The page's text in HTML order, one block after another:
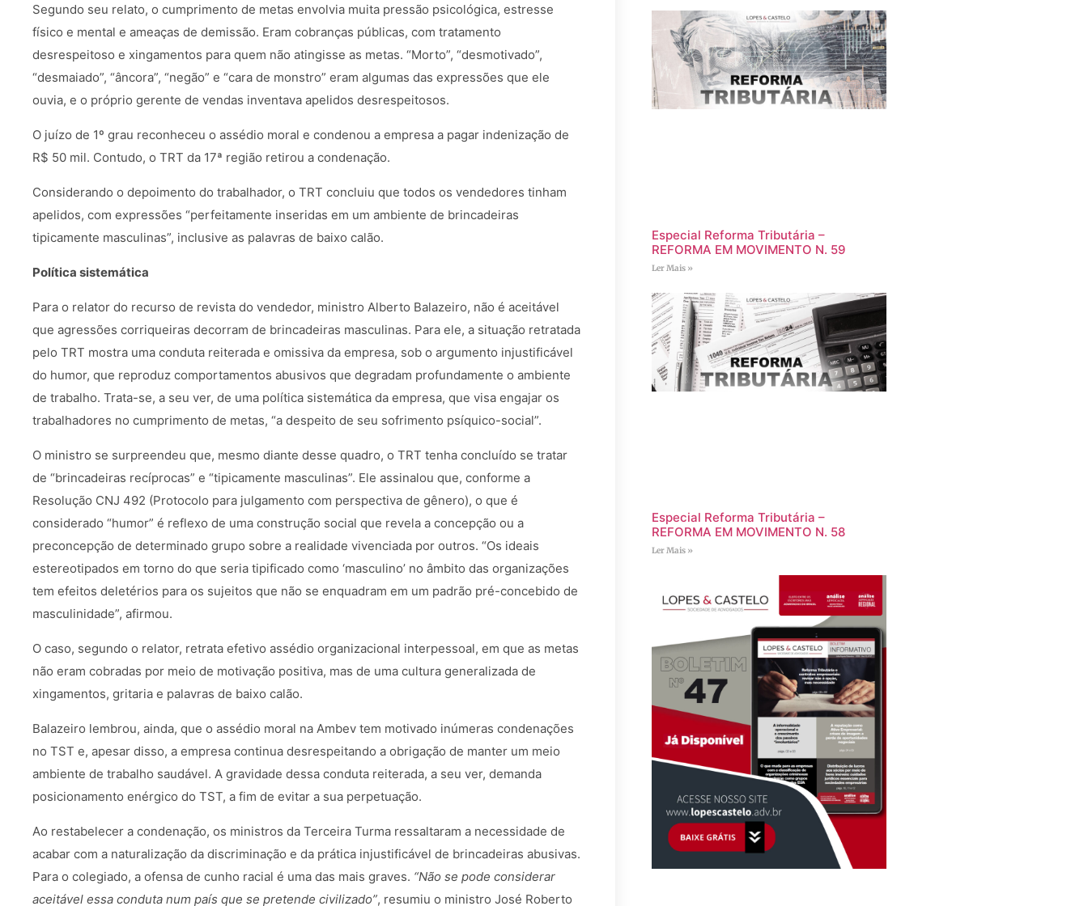
Segundo seu relato, o cumprimento de metas envolvia muita pressão psicológica, estresse
físico e mental e ameaças de demissão. Eram cobranças públicas, com tratamento
desrespeitoso e xingamentos para quem não atingisse as metas. “Morto”, “desmotivado”,
“desmaiado”, “âncora”, “negão” e “cara de monstro” eram algumas das expressões que ele
ouvia, e o próprio gerente de vendas inventava apelidos desrespeitosos.
O juízo de 1º grau reconheceu o assédio moral e condenou a empresa a pagar indenização de
R$ 50 mil. Contudo, o TRT da 17ª região retirou a condenação.
Considerando o depoimento do trabalhador, o TRT concluiu que todos os vendedores tinham
apelidos, com expressões “perfeitamente inseridas em um ambiente de brincadeiras
tipicamente masculinas”, inclusive as palavras de baixo calão.
Política sistemática
Para o relator do recurso de revista do vendedor, ministro Alberto Balazeiro, não é aceitável
que agressões corriqueiras decorram de brincadeiras masculinas. Para ele, a situação retratada
pelo TRT mostra uma conduta reiterada e omissiva da empresa, sob o argumento injustificável
do humor, que reproduz comportamentos abusivos que degradam profundamente o ambiente
de trabalho. Trata-se, a seu ver, de uma política sistemática da empresa, que visa engajar os
trabalhadores no cumprimento de metas, “a despeito de seu sofrimento psíquico-social”.
O ministro se surpreendeu que, mesmo diante desse quadro, o TRT tenha concluído se tratar
de “brincadeiras recíprocas” e “tipicamente masculinas”. Ele assinalou que, conforme a
Resolução CNJ 492 (Protocolo para julgamento com perspectiva de gênero), o que é
considerado “humor” é reflexo de uma construção social que revela a concepção ou a
preconcepção de determinado grupo sobre a realidade vivenciada por outros. “Os ideais
estereotipados em torno do que seria tipificado como ‘masculino’ no âmbito das organizações
tem efeitos deletérios para os sujeitos que não se enquadram em um padrão pré-concebido de
masculinidade”, afirmou.
O caso, segundo o relator, retrata efetivo assédio organizacional interpessoal, em que as metas
não eram cobradas por meio de motivação positiva, mas de uma cultura generalizada de
xingamentos, gritaria e palavras de baixo calão.
Balazeiro lembrou, ainda, que o assédio moral na Ambev tem motivado inúmeras condenações
no TST e, apesar disso, a empresa continua desrespeitando a obrigação de manter um meio
ambiente de trabalho saudável. A gravidade dessa conduta reiterada, a seu ver, demanda
posicionamento enérgico do TST, a fim de evitar a sua perpetuação.
Ao restabelecer a condenação, os ministros da Terceira Turma ressaltaram a necessidade de
acabar com a naturalização da discriminação e da prática injustificável de brincadeiras abusivas.
Para o colegiado, a ofensa de cunho racial é uma das mais graves. “Não se pode considerar
aceitável essa conduta num país que se pretende civilizado”, resumiu o ministro José Roberto
Especial Reforma Tributária –
REFORMA EM MOVIMENTO N. 59
Ler Mais »
Especial Reforma Tributária –
REFORMA EM MOVIMENTO N. 58
Ler Mais »